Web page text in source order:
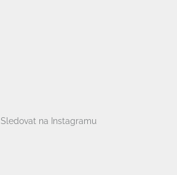
Sledovat na Instagramu